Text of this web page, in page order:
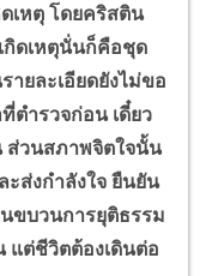
หตุ โดยคริสติน
กิดเหตุนั่นก็คือชุด
ยละเอียดยังไม่ขอ
ตำรวจก่อน เดี๋ยว
ส่วนสภาพจิตใจนั้น
ส่งกำลังใจ ยืนยัน
ขบวนการยุติธรรม
แต่ชีวิตต้องเดินต่อ